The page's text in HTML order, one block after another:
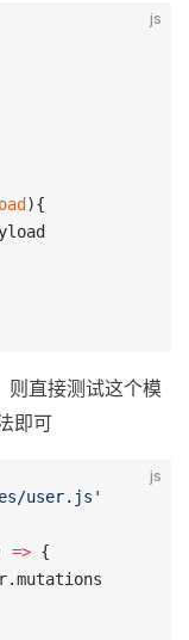
js
){
则直接测试这个模
即可
js
user.js'
=> {